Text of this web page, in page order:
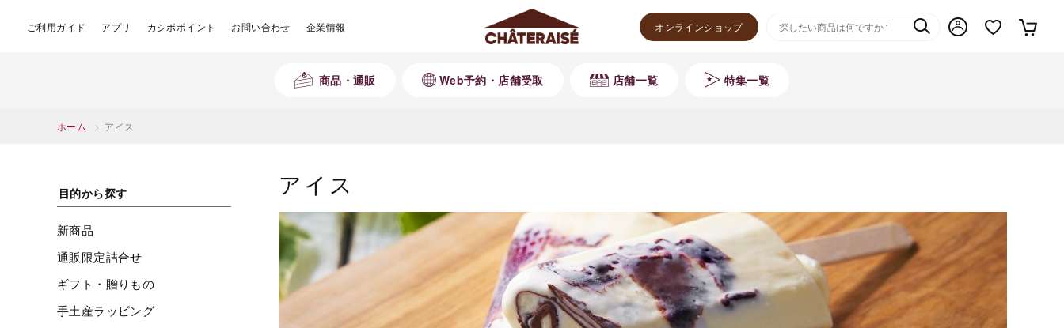
ご利用ガイド アプリ カシポポイント お問い合わせ 企業情報 オンラインショップ
商品・通販 Web予約・店舗受取 店舗一覧 特集一覧
ホーム > アイス
目的から探す
新商品
通販限定詰合せ
ギフト・贈りもの
手土産ラッピング
アイス